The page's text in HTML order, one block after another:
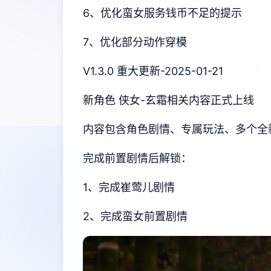
6、优化蛮女服务钱币不足的提示
7、优化部分动作穿模
V1.3.0 重大更新-2025-01-21
新角色 侠女-玄霜相关内容正式上线
内容包含角色剧情、专属玩法、多个
完成前置剧情后解锁：
1、完成崔莺儿剧情
2、完成蛮女前置剧情